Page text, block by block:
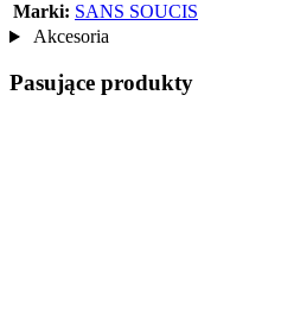
Marki: SANS SOUCIS
Akcesoria
Pasujące produkty